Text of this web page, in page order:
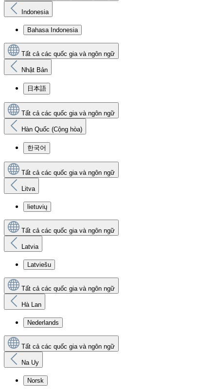
Indonesia
Bahasa Indonesia
Tất cả các quốc gia và ngôn ngữ
Nhật Bản
日本語
Tất cả các quốc gia và ngôn ngữ
Hàn Quốc (Cộng hòa)
한국어
Tất cả các quốc gia và ngôn ngữ
Litva
lietuvių
Tất cả các quốc gia và ngôn ngữ
Latvia
Latviešu
Tất cả các quốc gia và ngôn ngữ
Hà Lan
Nederlands
Tất cả các quốc gia và ngôn ngữ
Na Uy
Norsk